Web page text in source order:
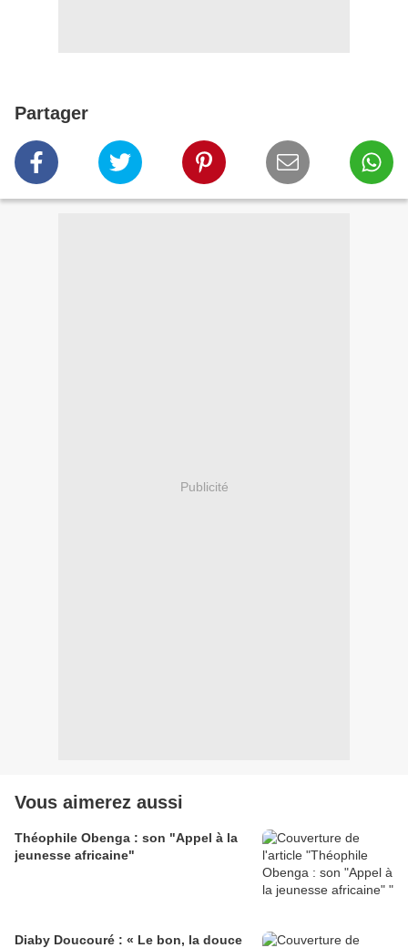
Partager
Publicité
Vous aimerez aussi
Théophile Obenga : son "Appel à la
jeunesse africaine"
Diaby Doucouré : « Le bon, la douce